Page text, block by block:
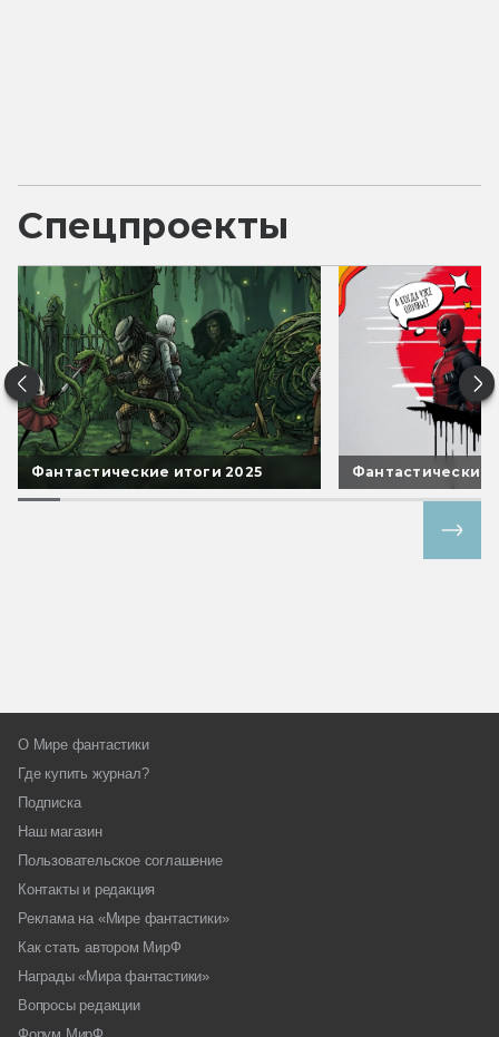
Спецпроекты
Фантастические итоги 2025 Фантастические
О Мире фантастики
Где купить журнал?
Подписка
Наш магазин
Пользовательское соглашение
Контакты и редакция
Реклама на «Мире фантастики»
Как стать автором МирФ
Награды «Мира фантастики»
Вопросы редакции